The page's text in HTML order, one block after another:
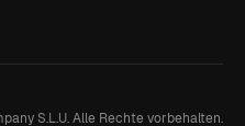
S.L.U. Alle Rechte vorbehalten.